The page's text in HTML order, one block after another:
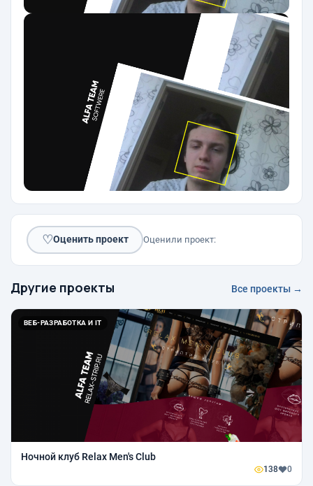
♡Оценить проект Оценили проект:
Другие проекты Все проекты →
ВЕБ-РАЗРАБОТКА И IT
Ночной клуб Relax Men's Club
138 0